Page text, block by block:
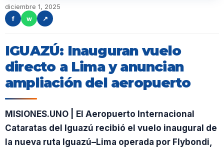
diciembre 1, 2025
f
w ↗
IGUAZÚ: Inauguran vuelo
directo a Lima y anuncian
ampliación del aeropuerto
MISIONES.UNO | El Aeropuerto Internacional
Cataratas del Iguazú recibió el vuelo inaugural de
la nueva ruta Iguazú–Lima operada por Flybondi,